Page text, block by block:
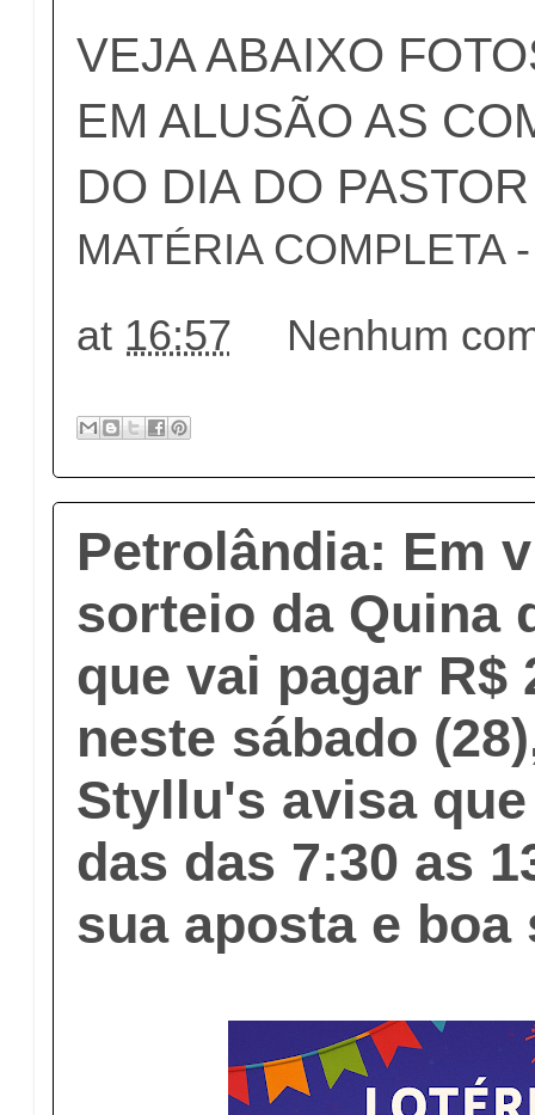
VEJA ABAIXO
EM ALUSÃO AS
DO DIA DO PASTOR
MATÉRIA COMPLETA
at 16:57 Nenhum
Petrolândia: Em
sorteio da Quina
que vai pagar R$
neste sábado
Styllu's avisa
das das 7:30 as
sua aposta e boa